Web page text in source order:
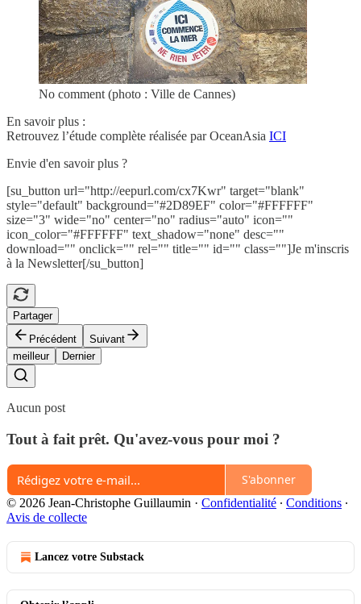
No comment (photo : Ville de Cannes)
En savoir plus :
Retrouvez l’étude complète réalisée par OceanAsia ICI
Envie d'en savoir plus ?
[su_button url="http://eepurl.com/cx7Kwr" target="blank"
style="default" background="#2D89EF" color="#FFFFFF"
size="3" wide="no" center="no" radius="auto" icon=""
icon_color="#FFFFFF" text_shadow="none" desc=""
download="" onclick="" rel="" title="" id="" class=""]Je m'inscris
à la Newsletter[/su_button]
Partager
Précédent
Suivant
meilleur
Dernier
Aucun post
Tout à fait prêt. Qu'avez-vous pour moi ?
S'abonner
© 2026 Jean-Christophe Guillaumin · Confidentialité ∙ Conditions ∙
Avis de collecte
Lancez votre Substack